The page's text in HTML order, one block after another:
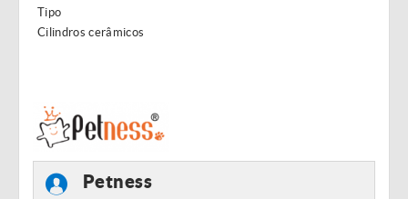
Tipo
Cilindros cerâmicos
Petness